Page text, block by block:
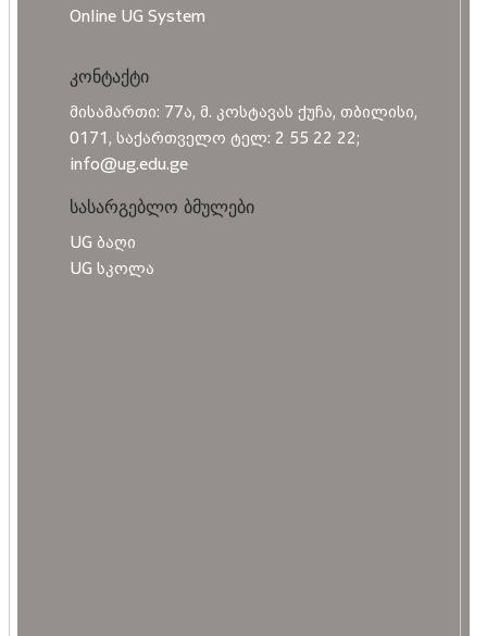
Online UG System
კონტაქტი
მისამართი: 77ა, მ. კოსტავას ქუჩა, თბილისი,
0171, საქართველო ტელ: 2 55 22 22;
info@ug.edu.ge
სასარგებლო ბმულები
UG ბაღი
UG სკოლა